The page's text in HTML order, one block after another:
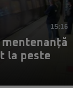
15:16
la peste